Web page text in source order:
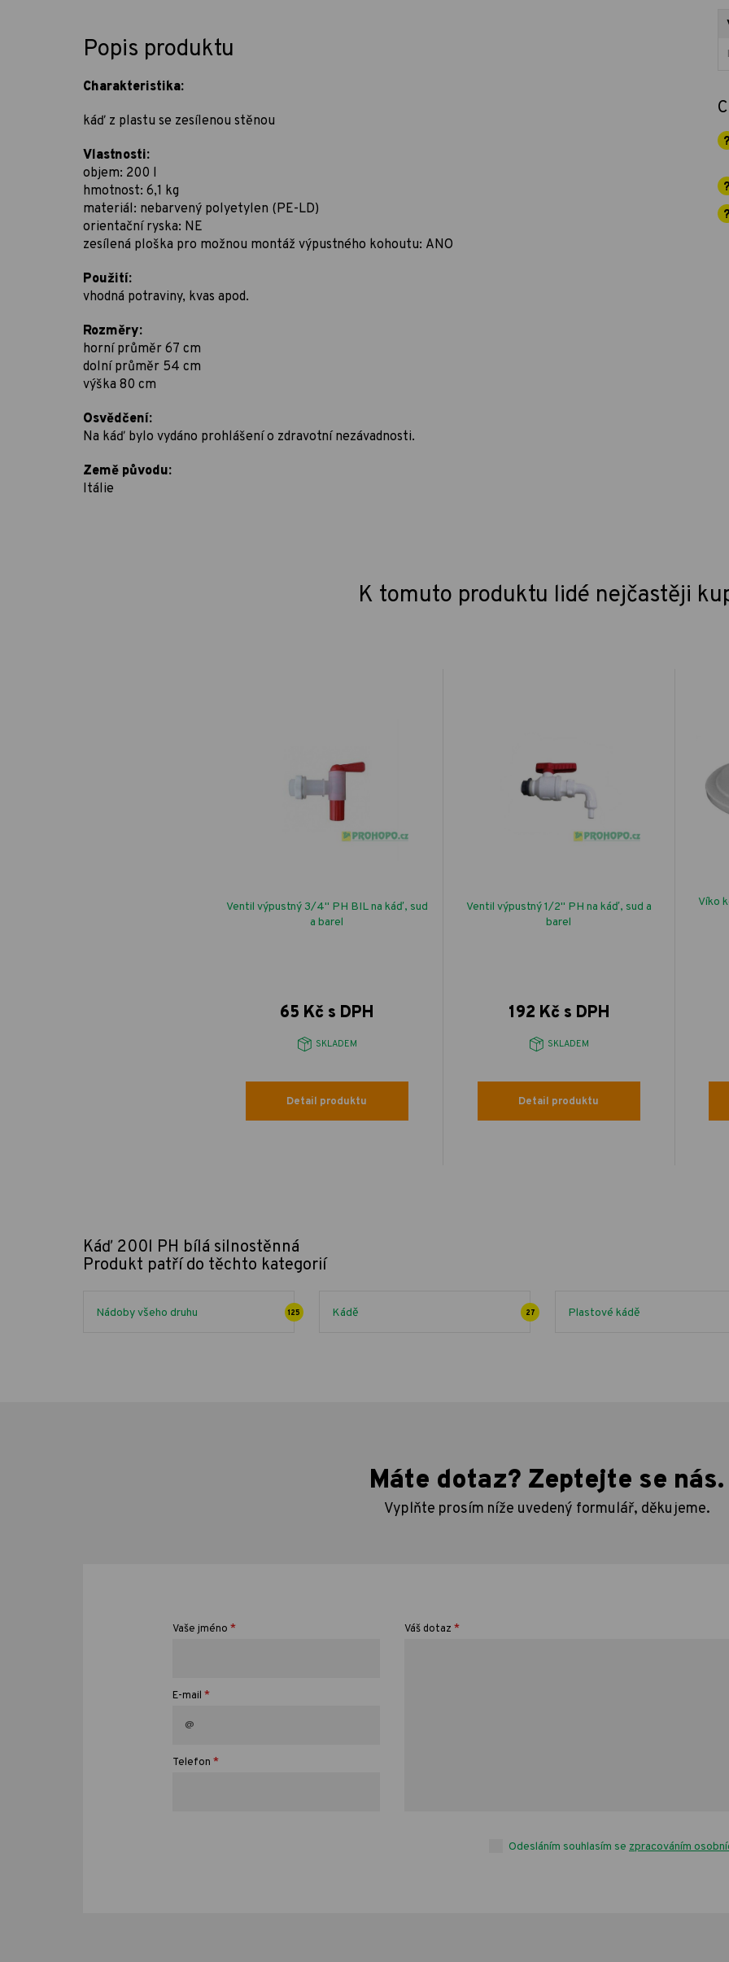
Popis produktu
Charakteristika:
káď z plastu se zesílenou stěnou
Vlastnosti:
objem: 200 l
hmotnost: 6,1 kg
materiál: nebarvený polyetylen (PE-LD)
orientační ryska: NE
zesílená ploška pro možnou montáž výpustného kohoutu: ANO
Použití:
vhodná potraviny, kvas apod.
Rozměry:
horní průměr 67 cm
dolní průměr 54 cm
výška 80 cm
Osvědčení:
Na káď bylo vydáno prohlášení o zdravotní nezávadnosti.
Země původu:
Itálie
K tomuto produktu lidé nejčastěji
Ventil výpustný 3/4" PH BIL na káď, sud
a barel
65 Kč s DPH
SKLADEM
Detail produktu
Ventil výpustný 1/2" PH na káď, sud a
barel
192 Kč s DPH
SKLADEM
Detail produktu
Víko
Káď 200l PH bílá silnostěnná
Produkt patří do těchto kategorií
Nádoby všeho druhu 125 Kádě 27 Plastové kádě
Máte dotaz? Zeptejte se nás.
Vyplňte prosím níže uvedený formulář, děkujeme.
Vaše jméno *
E-mail *
Telefon *
Váš dotaz *
Odesláním souhlasím se zpracováním